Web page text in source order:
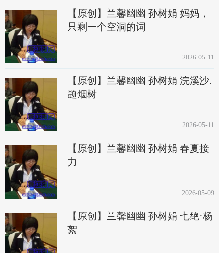
【原创】兰馨幽幽 孙树娟 妈妈，
只剩一个空洞的词
2026-05-11
【原创】兰馨幽幽 孙树娟 浣溪沙.
题烟树
2026-05-11
【原创】兰馨幽幽 孙树娟 春夏接
力
2026-05-09
【原创】兰馨幽幽 孙树娟 七绝·杨
絮